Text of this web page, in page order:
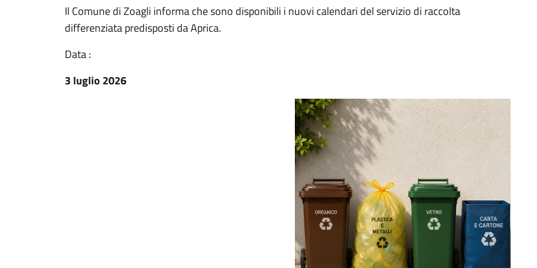
Il Comune di Zoagli informa che sono disponibili i nuovi calendari del servizio di raccolta
differenziata predisposti da Aprica.
Data :
3 luglio 2026